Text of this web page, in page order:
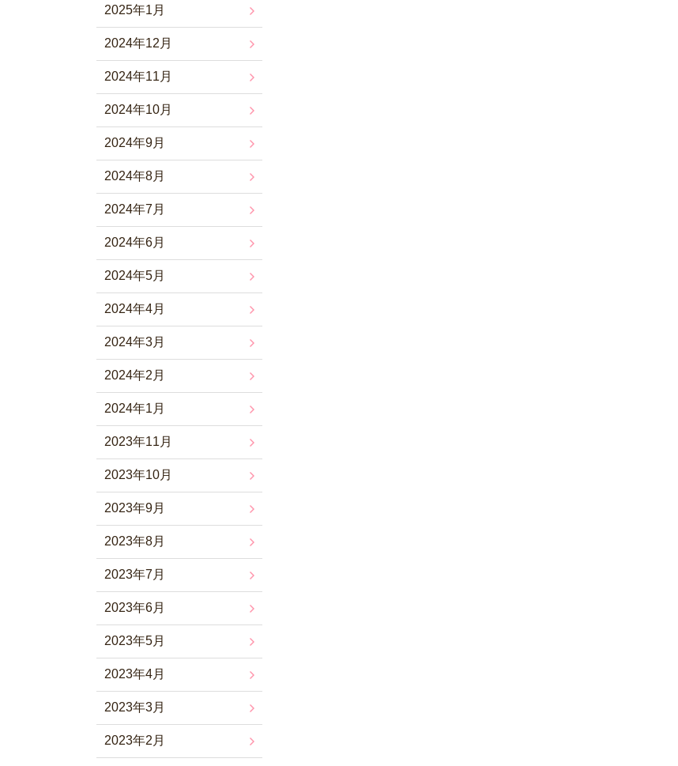
2025年1月
2024年12月
2024年11月
2024年10月
2024年9月
2024年8月
2024年7月
2024年6月
2024年5月
2024年4月
2024年3月
2024年2月
2024年1月
2023年11月
2023年10月
2023年9月
2023年8月
2023年7月
2023年6月
2023年5月
2023年4月
2023年3月
2023年2月